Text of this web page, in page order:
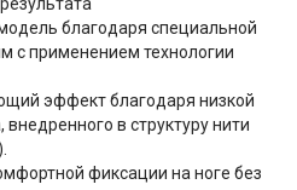
благодаря специальной
с применением технологии
эффект благодаря низкой
в структуру нити
фиксации на ноге без